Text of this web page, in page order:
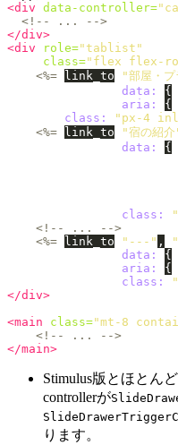
<div data-controller=
<!-- ... -->
</div>
<div
role="tablist"
class="flex flex-
<%=
link_to "部屋・
data: {
aria: {
class:
"px-4
<%=
link_to "宿の紹
data: {
class:
<!-- ... -->
<%=
link_to "---" ,
data: {
aria: {
class:
</div>
<main
class="mt-8
<!-- ... -->
</main>
Stimulus版とほとん
controllerが
ります。